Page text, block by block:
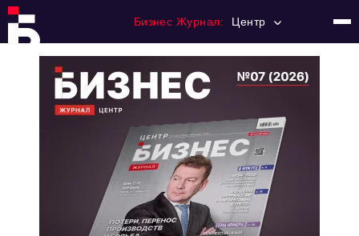
Бизнес Журнал: Центр